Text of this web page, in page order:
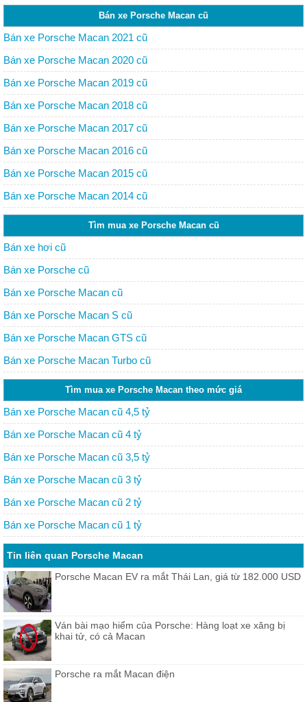
Bán xe Porsche Macan cũ
Bán xe Porsche Macan 2021 cũ
Bán xe Porsche Macan 2020 cũ
Bán xe Porsche Macan 2019 cũ
Bán xe Porsche Macan 2018 cũ
Bán xe Porsche Macan 2017 cũ
Bán xe Porsche Macan 2016 cũ
Bán xe Porsche Macan 2015 cũ
Bán xe Porsche Macan 2014 cũ
Tìm mua xe Porsche Macan cũ
Bán xe hơi cũ
Bán xe Porsche cũ
Bán xe Porsche Macan cũ
Bán xe Porsche Macan S cũ
Bán xe Porsche Macan GTS cũ
Bán xe Porsche Macan Turbo cũ
Tìm mua xe Porsche Macan theo mức giá
Bán xe Porsche Macan cũ 4,5 tỷ
Bán xe Porsche Macan cũ 4 tỷ
Bán xe Porsche Macan cũ 3,5 tỷ
Bán xe Porsche Macan cũ 3 tỷ
Bán xe Porsche Macan cũ 2 tỷ
Bán xe Porsche Macan cũ 1 tỷ
Tin liên quan Porsche Macan
Porsche Macan EV ra mắt Thái Lan, giá từ 182.000 USD
Ván bài mạo hiểm của Porsche: Hàng loạt xe xăng bị
khai tử, có cả Macan
Porsche ra mắt Macan điện